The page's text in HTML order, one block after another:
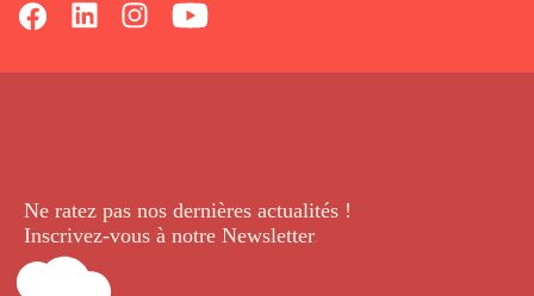
Ne ratez pas nos dernières actualités !
Inscrivez-vous à notre Newsletter.